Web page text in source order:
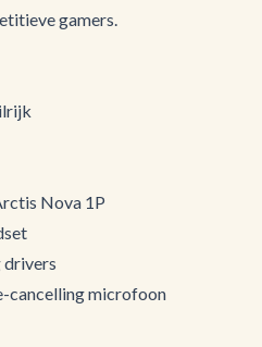
gamers.
Nova 1P
cancelling microfoon